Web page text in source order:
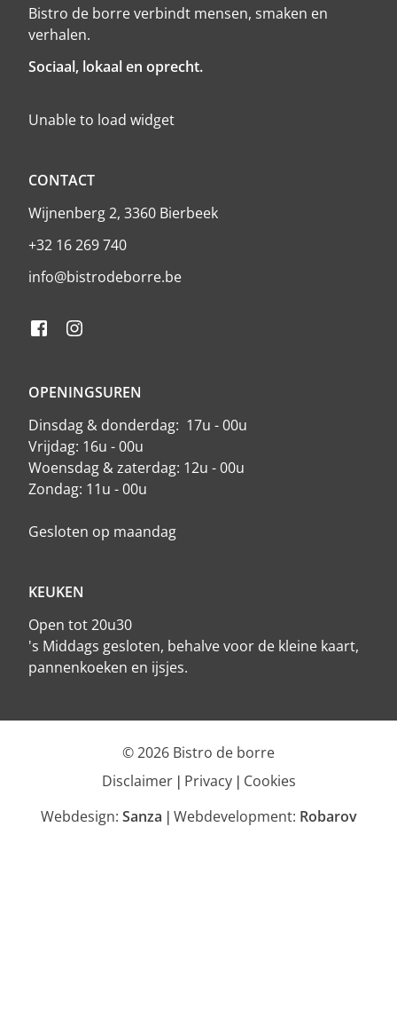
Bistro de borre verbindt mensen, smaken en
verhalen.
Sociaal, lokaal en oprecht.
Unable to load widget
CONTACT
Wijnenberg 2, 3360 Bierbeek
+32 16 269 740
info@bistrodeborre.be
OPENINGSUREN
Dinsdag & donderdag: 17u - 00u
Vrijdag: 16u - 00u
Woensdag & zaterdag: 12u - 00u
Zondag: 11u - 00u
Gesloten op maandag
KEUKEN
Open tot 20u30
's Middags gesloten, behalve voor de kleine kaart,
pannenkoeken en ijsjes.
© 2026 Bistro de borre
Disclaimer
Privacy
Cookies
Webdesign: Sanza Webdevelopment: Robarov